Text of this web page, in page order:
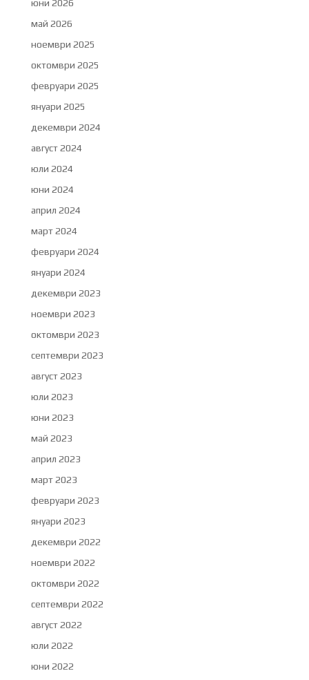
юни 2026
май 2026
ноември 2025
октомври 2025
февруари 2025
януари 2025
декември 2024
август 2024
юли 2024
юни 2024
април 2024
март 2024
февруари 2024
януари 2024
декември 2023
ноември 2023
октомври 2023
септември 2023
август 2023
юли 2023
юни 2023
май 2023
април 2023
март 2023
февруари 2023
януари 2023
декември 2022
ноември 2022
октомври 2022
септември 2022
август 2022
юли 2022
юни 2022